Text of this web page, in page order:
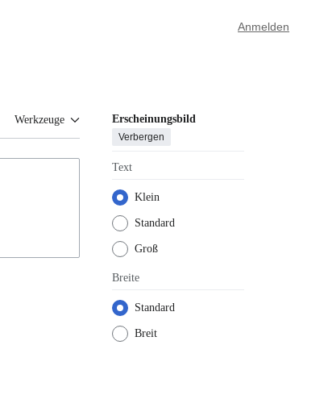
Anmelden
Werkzeuge Erscheinungsbild
Verbergen
Text
Klein
Standard
Groß
Breite
Standard
Breit